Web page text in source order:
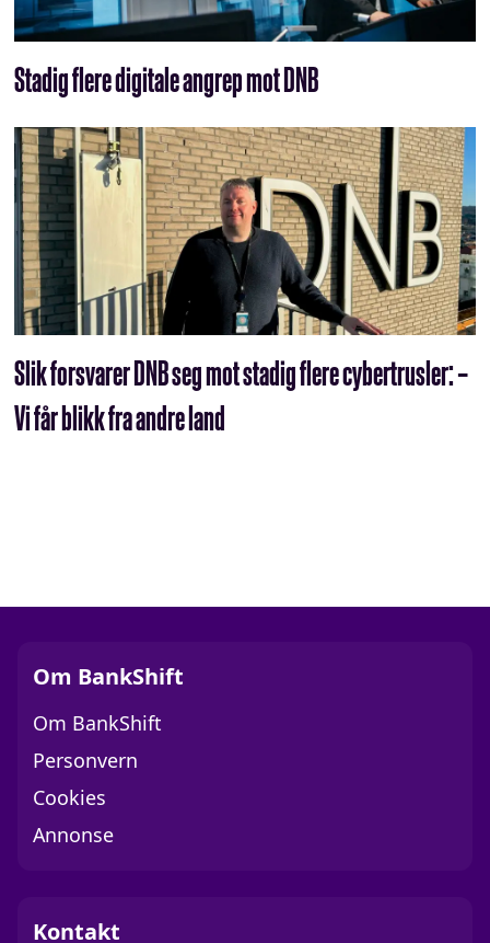
Stadig flere digitale angrep mot DNB
Slik forsvarer DNB seg mot stadig flere cybertrusler: –
Vi får blikk fra andre land
Om BankShift
Om BankShift
Personvern
Cookies
Annonse
Kontakt